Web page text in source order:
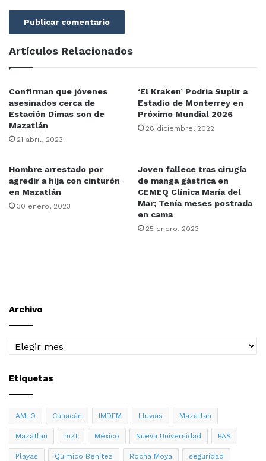
Artículos Relacionados
Confirman que jóvenes
asesinados cerca de
Estación Dimas son de
Mazatlán
21 abril, 2023
‘El Kraken’ Podría Suplir a
Estadio de Monterrey en
Próximo Mundial 2026
28 diciembre, 2022
Hombre arrestado por
agredir a hija con cinturón
en Mazatlán
30 enero, 2023
Joven fallece tras cirugía
de manga gástrica en
CEMEQ Clínica María del
Mar; Tenía meses postrada
en cama
25 enero, 2023
Archivo
Archivo
Etiquetas
AMLO Culiacán IMDEM Lluvias Mazatlan
Mazatlán mzt México Nueva Universidad PAS
Playas Quimico Benitez Rocha Moya seguridad